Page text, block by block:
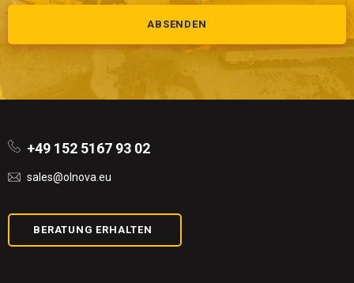
ABSENDEN
+49 152 5167 93 02
sales@olnova.eu
BERATUNG ERHALTEN